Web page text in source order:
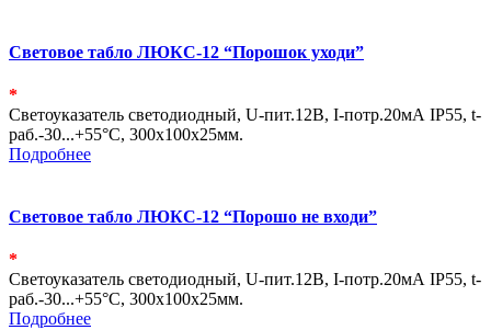
Световое табло ЛЮКС-12 “Порошок уходи”
*
Светоуказатель светодиодный, U-пит.12В, I-потр.20мА IP55, t-
раб.-30...+55°С, 300х100х25мм.
Подробнее
Световое табло ЛЮКС-12 “Порошо не входи”
*
Светоуказатель светодиодный, U-пит.12В, I-потр.20мА IP55, t-
раб.-30...+55°С, 300х100х25мм.
Подробнее